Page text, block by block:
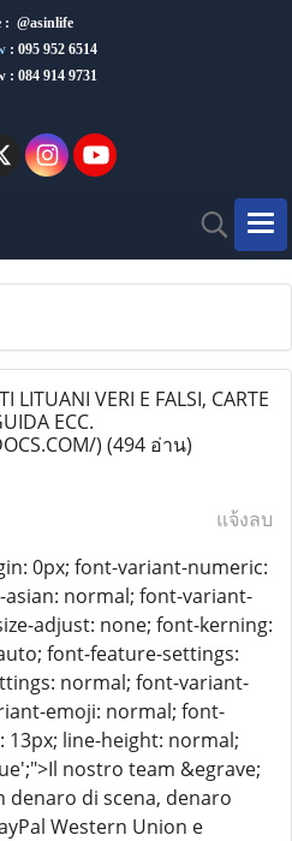
: @asinlife
: 095 952 6514
: 084 914 9731
LITUANI VERI E FALSI, CARTE
ECC.
) (494 อ่าน)
แจ้งลบ
0px; font-variant-numeric:
normal; font-variant-
adjust: none; font-kerning:
font-feature-settings:
normal; font-variant-
emoji: normal; font-
line-height: normal;
nostro team &egrave;
denaro di scena, denaro
Western Union e